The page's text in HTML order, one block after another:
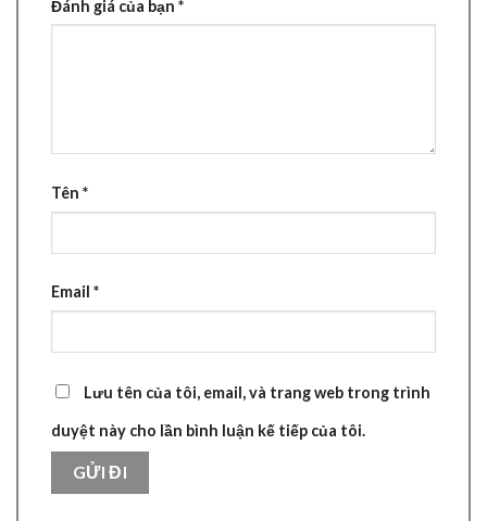
Đánh giá của bạn *
Tên *
Email *
Lưu tên của tôi, email, và trang web trong trình
duyệt này cho lần bình luận kế tiếp của tôi.